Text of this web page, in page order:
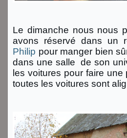
Le dimanche nous nous
avons réservé dans un
Philip pour manger bien
dans une salle de son
les voitures pour faire
toutes les voitures sont